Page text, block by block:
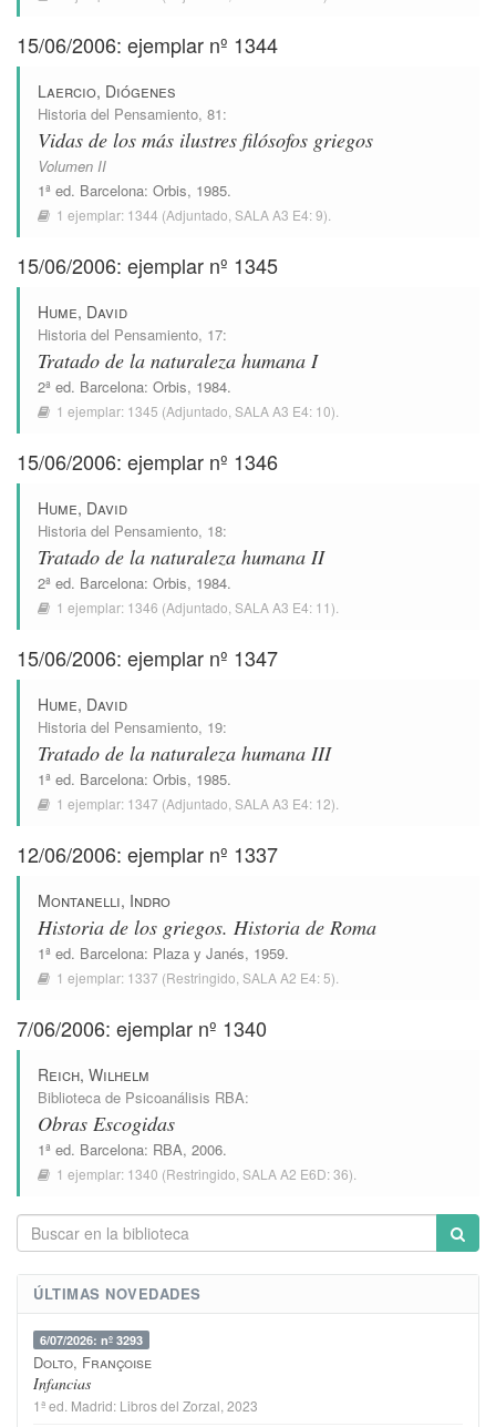
15/06/2006: ejemplar nº 1344
Laercio, Diógenes
Historia del Pensamiento, 81:
Vidas de los más ilustres filósofos griegos
Volumen II
1ª ed. Barcelona: Orbis, 1985.
1 ejemplar: 1344 (Adjuntado, SALA A3 E4: 9).
15/06/2006: ejemplar nº 1345
Hume, David
Historia del Pensamiento, 17:
Tratado de la naturaleza humana I
2ª ed. Barcelona: Orbis, 1984.
1 ejemplar: 1345 (Adjuntado, SALA A3 E4: 10).
15/06/2006: ejemplar nº 1346
Hume, David
Historia del Pensamiento, 18:
Tratado de la naturaleza humana II
2ª ed. Barcelona: Orbis, 1984.
1 ejemplar: 1346 (Adjuntado, SALA A3 E4: 11).
15/06/2006: ejemplar nº 1347
Hume, David
Historia del Pensamiento, 19:
Tratado de la naturaleza humana III
1ª ed. Barcelona: Orbis, 1985.
1 ejemplar: 1347 (Adjuntado, SALA A3 E4: 12).
12/06/2006: ejemplar nº 1337
Montanelli, Indro
Historia de los griegos. Historia de Roma
1ª ed. Barcelona: Plaza y Janés, 1959.
1 ejemplar: 1337 (Restringido, SALA A2 E4: 5).
7/06/2006: ejemplar nº 1340
Reich, Wilhelm
Biblioteca de Psicoanálisis RBA:
Obras Escogidas
1ª ed. Barcelona: RBA, 2006.
1 ejemplar: 1340 (Restringido, SALA A2 E6D: 36).
ÚLTIMAS NOVEDADES
6/07/2026: nº 3293
Dolto, Françoise
Infancias
1ª ed. Madrid: Libros del Zorzal , 2023